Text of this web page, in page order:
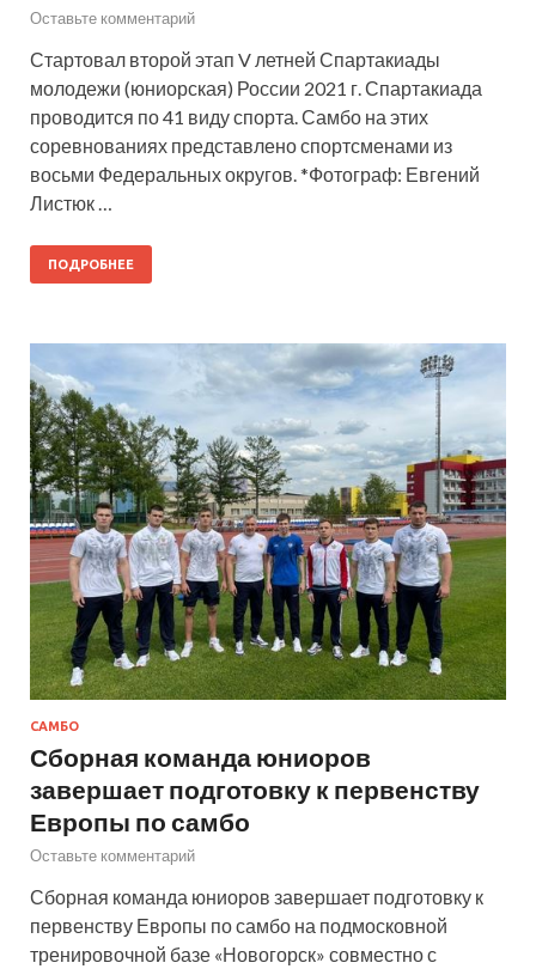
Оставьте комментарий
Стартовал второй этап V летней Спартакиады
молодежи (юниорская) России 2021 г. Спартакиада
проводится по 41 виду спорта. Самбо на этих
соревнованиях представлено спортсменами из
восьми Федеральных округов. *Фотограф: Евгений
Листюк …
ПОДРОБНЕЕ
САМБО
Сборная команда юниоров
завершает подготовку к первенству
Европы по самбо
Оставьте комментарий
Сборная команда юниоров завершает подготовку к
первенству Европы по самбо на подмосковной
тренировочной базе «Новогорск» совместно с